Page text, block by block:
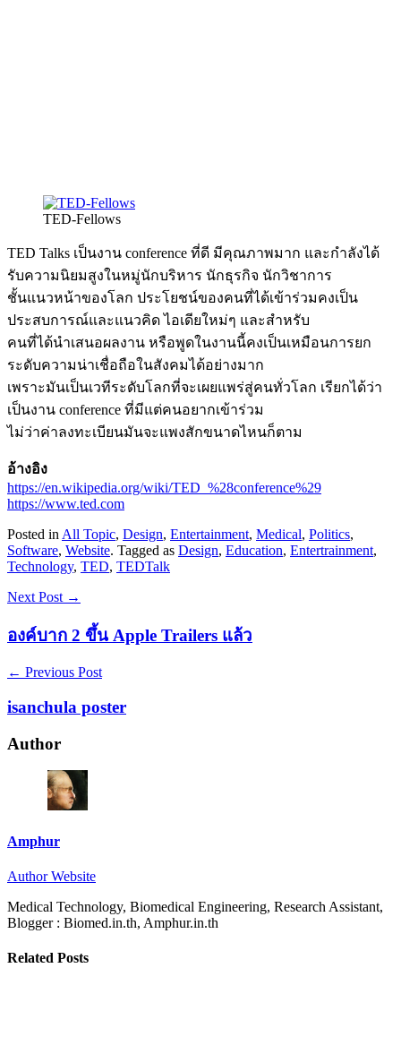
TED-Fellows
TED Talks เป็นงาน conference ที่ดี มีคุณภาพมาก และกำลังได้
รับความนิยมสูงในหมู่นักบริหาร นักธุรกิจ นักวิชาการ
ชั้นแนวหน้าของโลก ประโยชน์ของคนที่ได้เข้าร่วมคงเป็น
ประสบการณ์และแนวคิด ไอเดียใหม่ๆ และสำหรับ
คนที่ได้นำเสนอผลงาน หรือพูดในงานนี้คงเป็นเหมือนการยก
ระดับความน่าเชื่อถือในสังคมได้อย่างมาก
เพราะมันเป็นเวทีระดับโลกที่จะเผยแพร่สู่คนทั่วโลก เรียกได้ว่า
เป็นงาน conference ที่มีแต่คนอยากเข้าร่วม
ไม่ว่าค่าลงทะเบียนมันจะแพงสักขนาดไหนก็ตาม
อ้างอิง
https://en.wikipedia.org/wiki/TED_%28conference%29
https://www.ted.com
Posted in All Topic, Design, Entertainment, Medical, Politics,
Software, Website. Tagged as Design, Education, Entertrainment,
Technology, TED, TEDTalk
Next Post →
องค์บาก 2 ขึ้น Apple Trailers แล้ว
← Previous Post
isanchula poster
Author
Amphur
Author Website
Medical Technology, Biomedical Engineering, Research Assistant,
Blogger : Biomed.in.th, Amphur.in.th
Related Posts